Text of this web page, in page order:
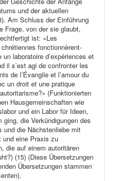
und der aktuellen
Am Schluss der Einführung
Frage, von der sie glaubt,
ist: «Les
fonctionnèrent-
laboratoire d’expériences et
il s’est agi de confronter les
de l’Évangile et l’amour du
un droit et une pratique
(Funktionierten
Hausgemeinschaften wie
und ein Labor für Ideen,
ging, die Verkündigungen des
und die Nächstenliebe mit
und eine Praxis zu
die auf einem autoritären
(15) (Diese Übersetzungen
Übersetzungen stammen